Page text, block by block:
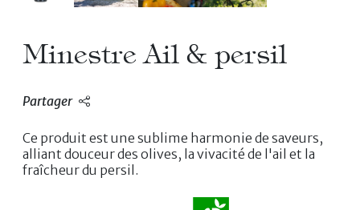
Minestre Ail & persil
Partager
Ce produit est une sublime harmonie de saveurs,
alliant douceur des olives, la vivacité de l'ail et la
fraîcheur du persil.